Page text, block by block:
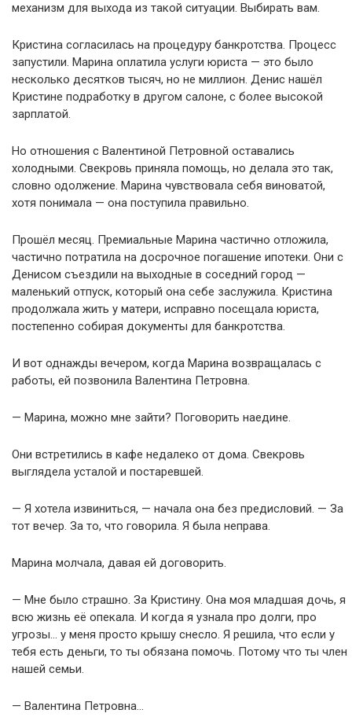
механизм для выхода из такой ситуации. Выбирать вам.
Кристина согласилась на процедуру банкротства. Процесс
запустили. Марина оплатила услуги юриста — это было
несколько десятков тысяч, но не миллион. Денис нашёл
Кристине подработку в другом салоне, с более высокой
зарплатой.
Но отношения с Валентиной Петровной оставались
холодными. Свекровь приняла помощь, но делала это так,
словно одолжение. Марина чувствовала себя виноватой,
хотя понимала — она поступила правильно.
Прошёл месяц. Премиальные Марина частично отложила,
частично потратила на досрочное погашение ипотеки. Они с
Денисом съездили на выходные в соседний город —
маленький отпуск, который она себе заслужила. Кристина
продолжала жить у матери, исправно посещала юриста,
постепенно собирая документы для банкротства.
И вот однажды вечером, когда Марина возвращалась с
работы, ей позвонила Валентина Петровна.
— Марина, можно мне зайти? Поговорить наедине.
Они встретились в кафе недалеко от дома. Свекровь
выглядела усталой и постаревшей.
— Я хотела извиниться, — начала она без предисловий. — За
тот вечер. За то, что говорила. Я была неправа.
Марина молчала, давая ей договорить.
— Мне было страшно. За Кристину. Она моя младшая дочь, я
всю жизнь её опекала. И когда я узнала про долги, про
угрозы… у меня просто крышу снесло. Я решила, что если у
тебя есть деньги, то ты обязана помочь. Потому что ты член
нашей семьи.
— Валентина Петровна…